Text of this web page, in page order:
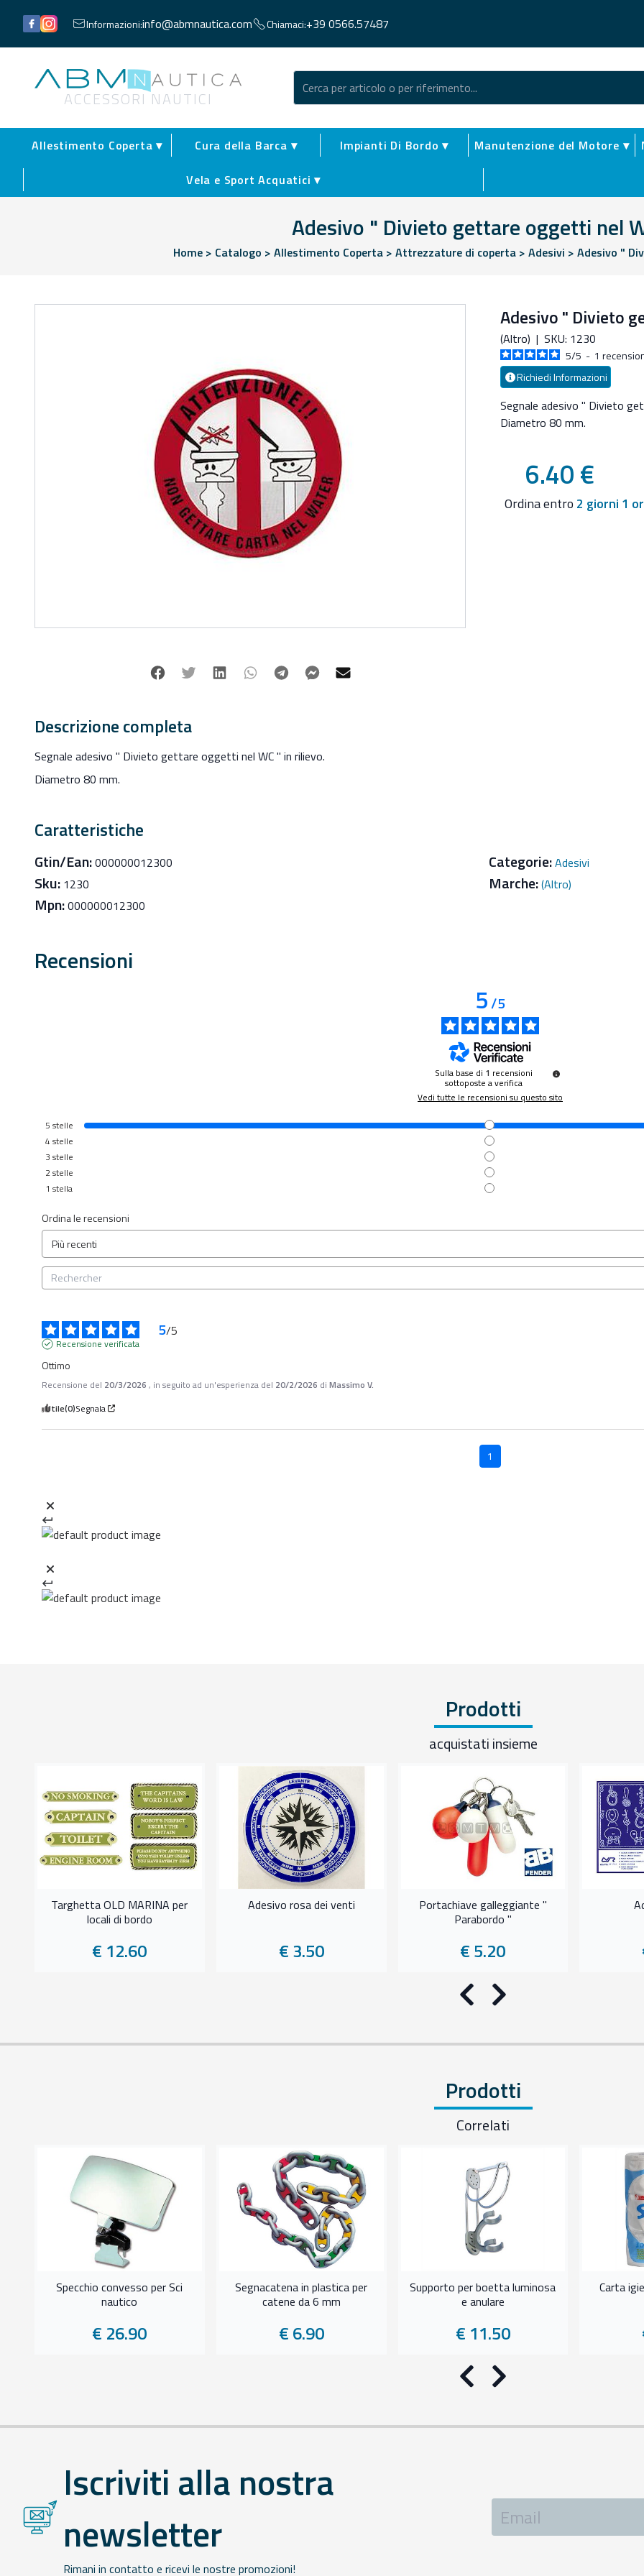
Informazioni:info@abmnautica.com Chiamaci:+39 0566.57487
Facebook
Instagram
Abm Nautica
ACCESSORI NAUTICI
Allestimento Coperta ▾ Cura della Barca ▾ Impianti Di Bordo ▾ Manutenzione del Motore ▾
Vela e Sport Acquatici ▾
Adesivo " Divieto gettare oggetti nel
Home > Catalogo > Allestimento Coperta > Attrezzature di coperta > Adesivi > Adesivo "
Adesivo " Divieto
(Altro) | SKU: 1230
5/5 - 1
Richiedi Informazioni
Segnale adesivo " Divieto
Diametro 80 mm.
6.40 €
Ordina entro 2 giorni 1
Facebook
Twitter LinkedinWhatsappTelegramFacebook Messenger
Descrizione completa
Segnale adesivo " Divieto gettare oggetti nel WC " in rilievo.
Diametro 80 mm.
Caratteristiche
Gtin/Ean:000000012300
Sku: 1230
Mpn:000000012300
Categorie:Adesivi
Marche:(Altro)
Recensioni
5/5
Sulla base di 1 recensioni
sottoposte a verifica
Vedi tutte le recensioni su questo sito
5 stelle
4 stelle
3 stelle
2stelle
1 stella
Ordina le recensioni
5/5
Recensione verificata
Ottimo
Recensione del 20/3/2026 , in seguito ad un'esperienza del 20/2/2026 di Massimo V.
Utile(0)Segnala
1
Prodotti
acquistati insieme
Targhetta OLD MARINA per
locali di bordo
€ 12.60
Adesivo rosa dei venti
€ 3.50
Portachiave galleggiante "
Parabordo "
€ 5.20
Precedente
Successivo
Prodotti
Correlati
Specchio convesso per Sci
nautico
€ 26.90
Segnacatena in plastica per
catene da 6 mm
€ 6.90
Supporto per boetta luminosa
e anulare
€ 11.50
Carta
Precedente
Successivo
Iscriviti alla nostra
newsletter
Rimani in contatto e ricevi le nostre promozioni!